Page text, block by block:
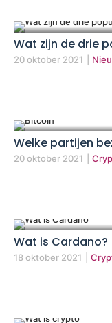
Wat zijn de drie
20 oktober 2021
Welke partijen
20 oktober 2021
Wat is Cardano?
18 oktober 2021